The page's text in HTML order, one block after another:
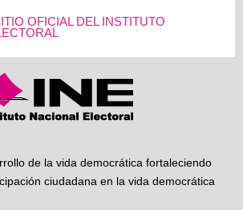
OFICIAL DEL INSTITUTO
de la vida democrática fortaleciendo
ciudadana en la vida democrática